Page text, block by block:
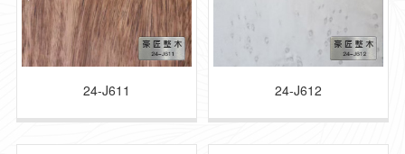
24-J611 24-J612